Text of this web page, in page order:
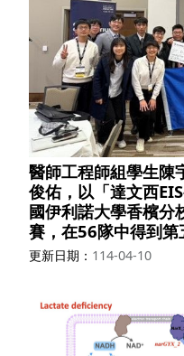
醫師工程師組學生陳
俊佑，以「達文西
國伊利諾大學香檳
賽，在56隊中得到
更新日期 114-04-10